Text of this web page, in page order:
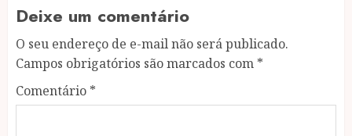
Deixe um comentário
O seu endereço de e-mail não será publicado.
Campos obrigatórios são marcados com *
Comentário *